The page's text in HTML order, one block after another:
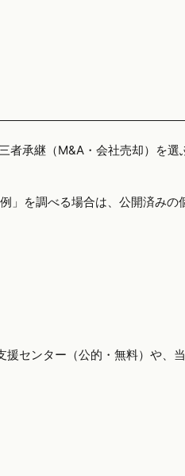
承継（M&A・会社売却）を選
」を調べる場合は、公開済みの
センター（公的・無料）や、